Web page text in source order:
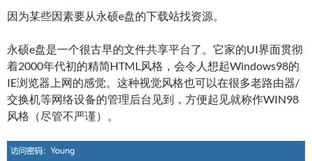
因为某些因素要从永硕e盘的下载站找资源。
永硕e盘是一个很古早的文件共享平台了。它家的UI界面贯彻
着2000年代初的精简HTML风格，会令人想起Windows98的
IE浏览器上网的感觉。这种视觉风格也可以在很多老路由器/
交换机等网络设备的管理后台见到，方便起见就称作WIN98
风格（尽管不严谨）。